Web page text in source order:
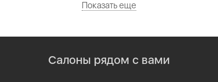
Показать еще
Салоны рядом с вами